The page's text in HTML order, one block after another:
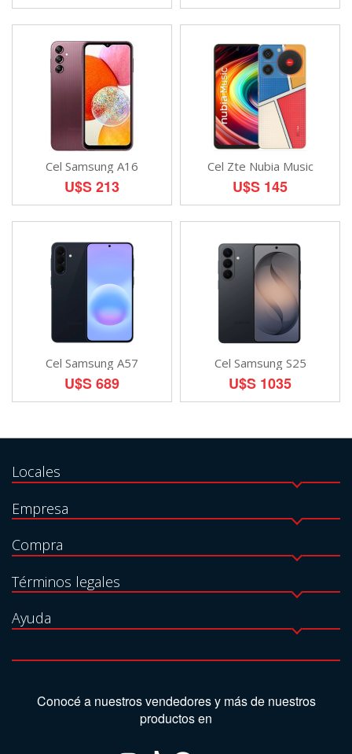
Cel Samsung A16
U$S 213
Cel Zte Nubia Music
U$S 145
Cel Samsung A57
U$S 689
Cel Samsung S25
U$S 1035
Locales
Empresa
Compra
Términos legales
Ayuda
Conocé a nuestros vendedores y más de nuestros
productos en